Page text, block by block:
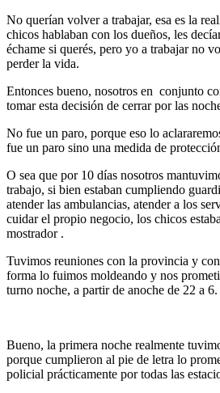
No querían volver a trabajar, esa es la
chicos hablaban con los dueños, les
échame si querés, pero yo a trabajar no
perder la vida.
Entonces bueno, nosotros en conjunto
tomar esta decisión de cerrar por las
No fue un paro, porque eso lo
fue un paro sino una medida de
O sea que por 10 días nosotros
trabajo, si bien estaban cumpliendo
atender las ambulancias, atender a los
cuidar el propio negocio, los chicos
mostrador .
Tuvimos reuniones con la provincia y
forma lo fuimos moldeando y nos
turno noche, a partir de anoche de 22 a 6.
Bueno, la primera noche realmente
porque cumplieron al pie de letra lo
policial prácticamente por todas las